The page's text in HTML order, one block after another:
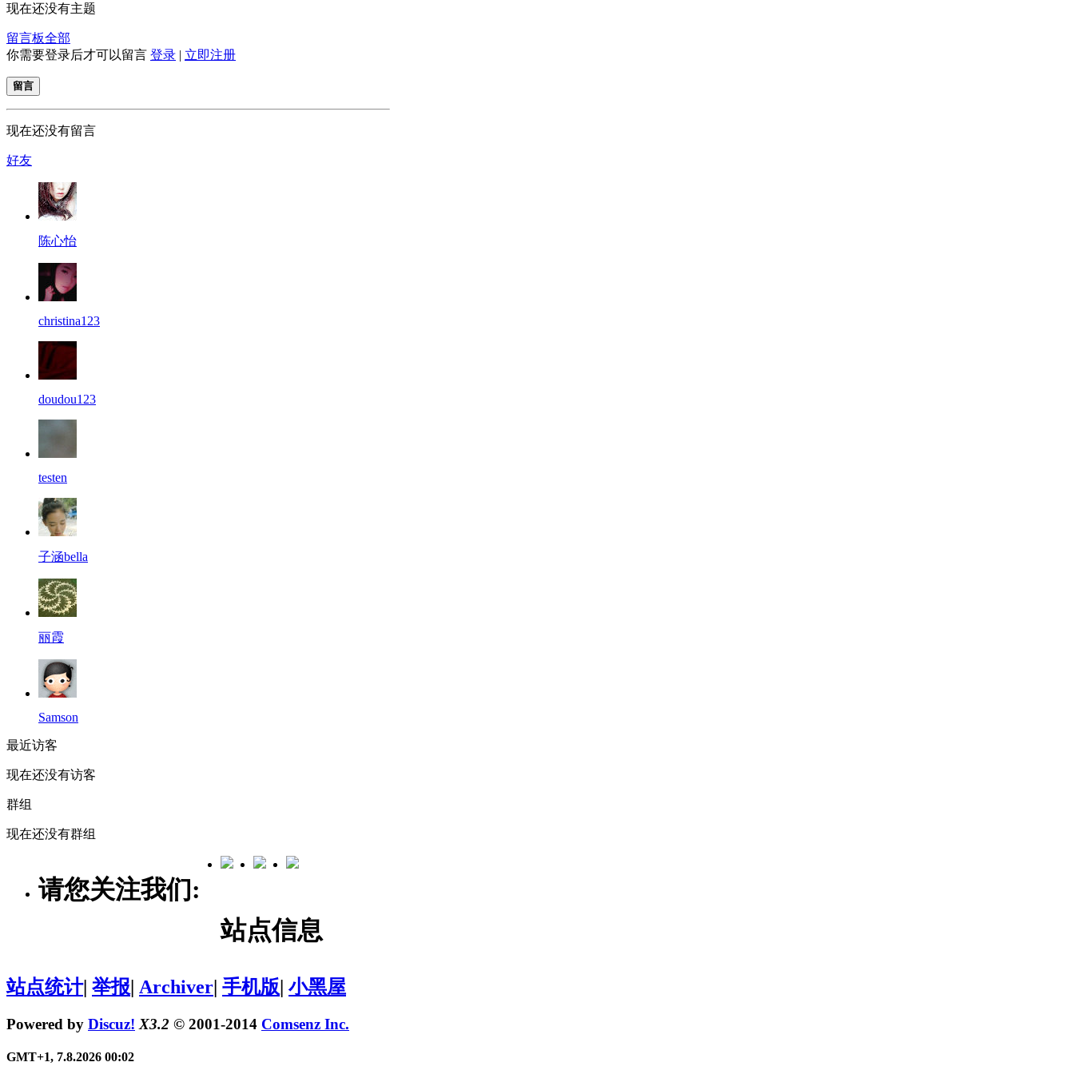
现在还没有主题
留言板全部
你需要登录后才可以留言 登录 | 立即注册
留言
现在还没有留言
好友
陈心怡
christina123
doudou123
testen
子涵bella
丽霞
Samson
最近访客
现在还没有访客
群组
现在还没有群组
请您关注我们:
站点信息
站点统计| 举报| Archiver| 手机版| 小黑屋
Powered by Discuz! X3.2 © 2001-2014 Comsenz Inc.
GMT+1, 7.8.2026 00:02